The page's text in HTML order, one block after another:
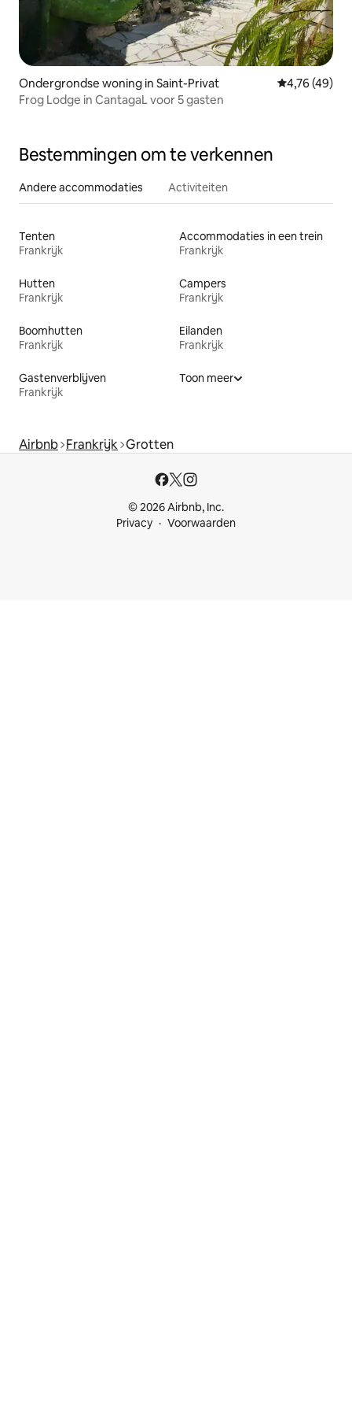
Ondergrondse woning in Saint-Privat Gemiddelde
4,76 (49)
Frog Lodge in CantagaL voor 5 gasten
Bestemmingen om te verkennen
Andere accommodaties Activiteiten
Tenten
Frankrijk
Accommodaties in een trein
Frankrijk
Hutten
Frankrijk
Campers
Frankrijk
Boomhutten
Frankrijk
Eilanden
Frankrijk
Gastenverblijven
Frankrijk
Toon meer
Airbnb Frankrijk Grotten
© 2026 Airbnb, Inc.
Privacy
Voorwaarden